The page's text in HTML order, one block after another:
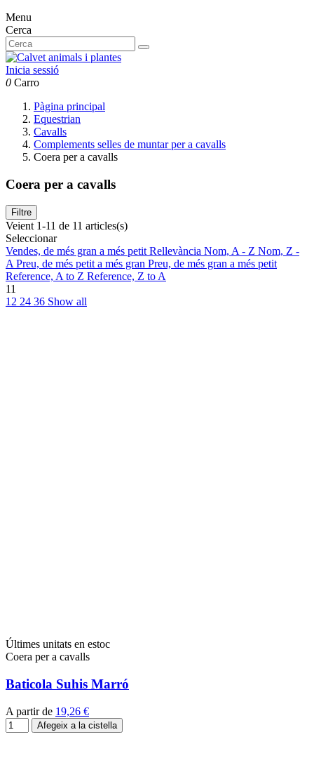
Menu
Cerca
Inicia sessió
0 Carro
Pàgina principal
Equestrian
Cavalls
Complements selles de muntar per a cavalls
Coera per a cavalls
Coera per a cavalls
Filtre
Veient 1-11 de 11 articles(s)
Seleccionar
Vendes, de més gran a més petitRellevància Nom, A - Z Nom, Z -
APreu, de més petit a més gran Preu, de més gran a més petit
Reference, A to Z Reference, Z to A
11
12 24 36 Show all
Últimes unitats en estoc
Coera per a cavalls
Baticola Suhis Marró
A partir de 19,26 €
Afegeix a la cistella